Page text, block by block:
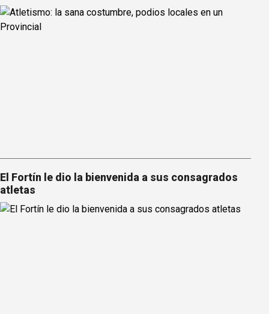
El Fortín le dio la bienvenida a sus consagrados
atletas